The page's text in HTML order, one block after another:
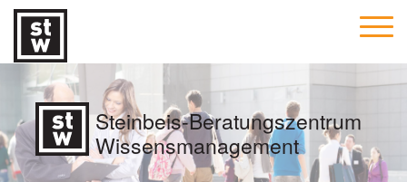
Steinbeis-Beratungszentrum
Wissensmanagement